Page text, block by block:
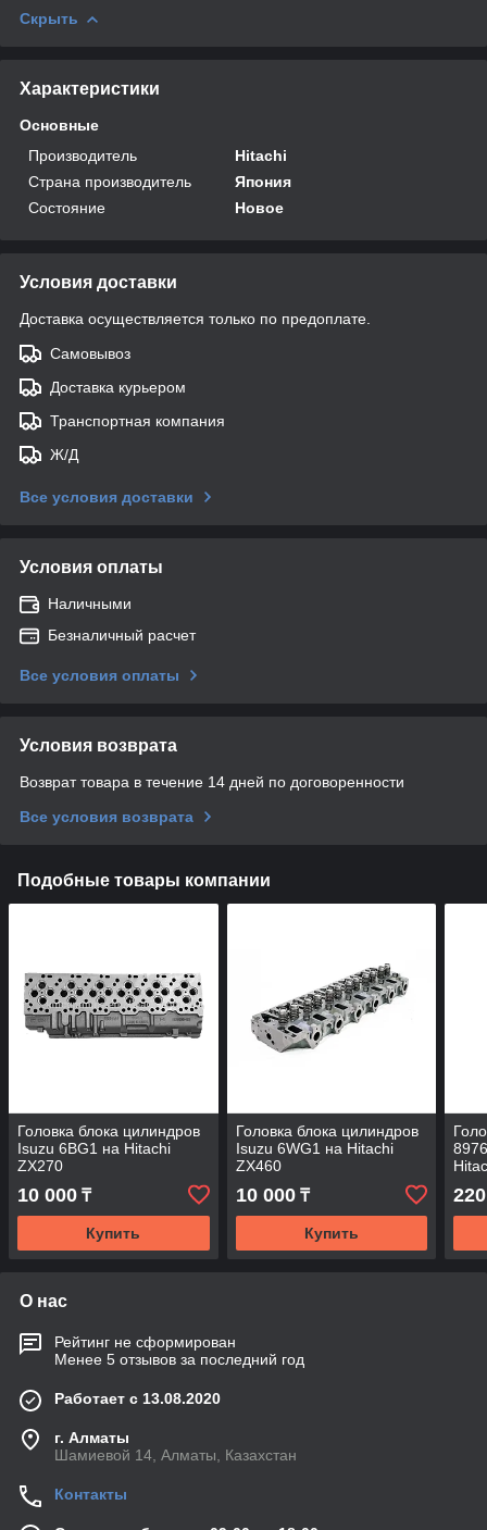
Скрыть
Характеристики
Основные
Производитель
Hitachi
Страна производитель
Япония
Состояние
Новое
Условия доставки
Доставка осуществляется только по предоплате.
Самовывоз
Доставка курьером
Транспортная компания
Ж/Д
Все условия доставки
Условия оплаты
Наличными
Безналичный расчет
Все условия оплаты
Условия возврата
Возврат товара в течение 14 дней по договоренности
Все условия возврата
Подобные товары компании
Головка блока цилиндров
Isuzu 6BG1 на Hitachi
ZX270
10 000 ₸
Купить
Головка блока цилиндров
Isuzu 6WG1 на Hitachi
ZX460
10 000₸
Купить
О нас
Рейтинг не сформирован
Менее 5 отзывов за последний год
Работает с 13.08.2020
г. Алматы
Шамиевой 14, Алматы, Казахстан
Контакты